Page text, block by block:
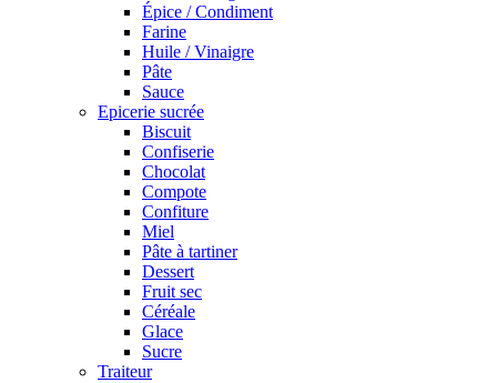
Épice / Condiment
Farine
Huile / Vinaigre
Pâte
Sauce
Epicerie sucrée
Biscuit
Confiserie
Chocolat
Compote
Confiture
Miel
Pâte à tartiner
Dessert
Fruit sec
Céréale
Glace
Sucre
Traiteur